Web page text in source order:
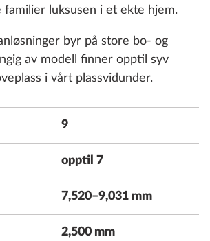
familier luksusen i et ekte hjem.
byr på store bo- og
av modell finner opptil syv
i vårt plassvidunder.
9
opptil 7
7,520–9,031 mm
2,500 mm